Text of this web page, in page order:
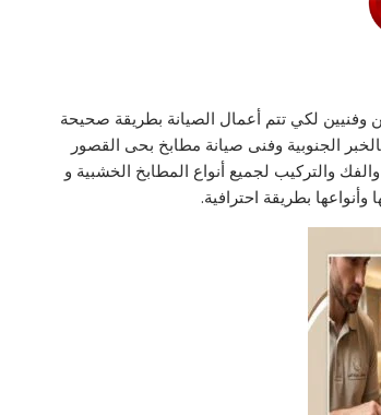
وفنيين لكي تتم أعمال الصيانة بطريقة صحيحة
الجنوبية وفنى صيانة مطابخ بحى القصور
والتركيب لجميع أنواع المطابخ الخشبية و
بطريقة احترافية.